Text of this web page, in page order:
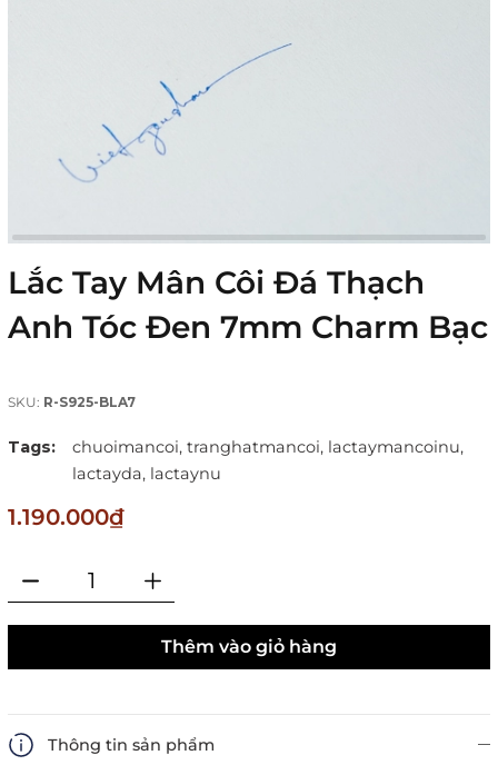
Lắc Tay Mân Côi Đá Thạch
Anh Tóc Đen 7mm Charm Bạc
SKU: R-S925-BLA7
Tags: chuoimancoi, tranghatmancoi, lactaymancoinu,
lactayda, lactaynu
1.190.000₫
Thêm vào giỏ hàng
Thông tin sản phẩm